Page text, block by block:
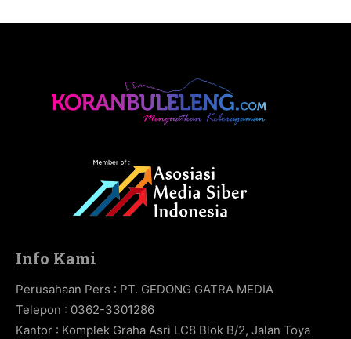
Info Kami
Perusahaan Pers : PT. GEDONG GATRA MEDIA
Telepon : 0362-3301286
Kantor : Komplek Graha Asri LC8 Blok B/2, Jalan Toya